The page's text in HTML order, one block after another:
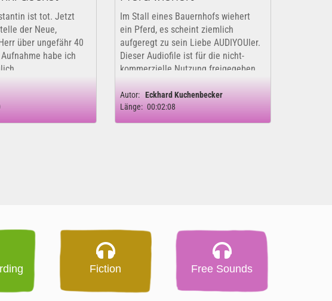
ist tot. Jetzt
der Neue,
über ungefähr 40
habe ich
auf meinem iPhone
Wie der...
Im Stall eines Bauernhofs wiehert
ein Pferd, es scheint ziemlich
aufgeregt zu sein Liebe AUDIYOUler.
Dieser Audiofile ist für die nicht-
kommerzielle Nutzung freigegeben.
Geräusche für die kommerzielle
Nutzung....
Autor: Eckhard Kuchenbecker
Länge: 00:02:08
Fiction Free Sounds